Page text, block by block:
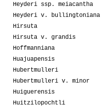
Heyderi ssp. meiacantha
Heyderi v. bullingtoniana
Hirsuta
Hirsuta v. grandis
Hoffmanniana
Huajuapensis
Hubertmulleri
Hubertmulleri v. minor
Huiguerensis
Huitzilopochtli